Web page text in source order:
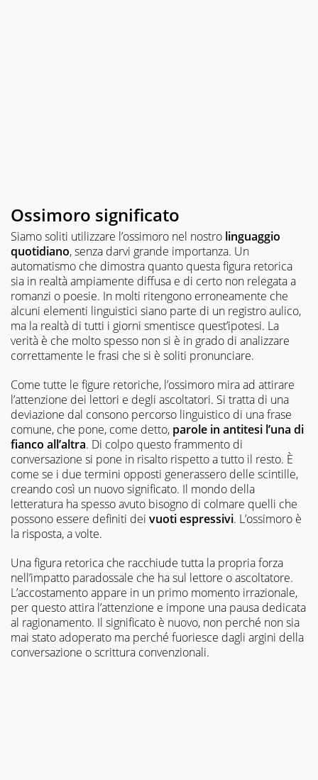
così
come
alla
prima
risposta,
nel
lavoro
come
nella
vita.
Ossimoro significato
Siamo soliti utilizzare l’ossimoro nel nostro linguaggio
quotidiano, senza darvi grande importanza. Un
automatismo che dimostra quanto questa figura retorica
sia in realtà ampiamente diffusa e di certo non relegata a
romanzi o poesie. In molti ritengono erroneamente che
alcuni elementi linguistici siano parte di un registro aulico,
ma la realtà di tutti i giorni smentisce quest’ipotesi. La
verità è che molto spesso non si è in grado di analizzare
correttamente le frasi che si è soliti pronunciare.
Come tutte le figure retoriche, l’ossimoro mira ad attirare
l’attenzione dei lettori e degli ascoltatori. Si tratta di una
deviazione dal consono percorso linguistico di una frase
comune, che pone, come detto, parole in antitesi l’una di
fianco all’altra. Di colpo questo frammento di
conversazione si pone in risalto rispetto a tutto il resto. È
come se i due termini opposti generassero delle scintille,
creando così un nuovo significato. Il mondo della
letteratura ha spesso avuto bisogno di colmare quelli che
possono essere definiti dei vuotiespressivi. L’ossimoro è
la risposta, a volte.
Una figura retorica che racchiude tutta la propria forza
nell’impatto paradossale che ha sul lettore o ascoltatore.
L’accostamento appare in un primo momento irrazionale,
per questo attira l’attenzione e impone una pausa dedicata
al ragionamento. Il significato è nuovo, non perché non sia
mai stato adoperato ma perché fuoriesce dagli argini della
conversazione o scrittura convenzionali.